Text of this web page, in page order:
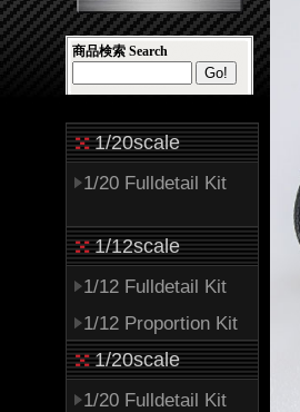
商品検索 Search
1/20scale
1/20 Fulldetail Kit
1/12scale
1/12 Fulldetail Kit
1/12 Proportion Kit
1/20scale
1/20 Fulldetail Kit